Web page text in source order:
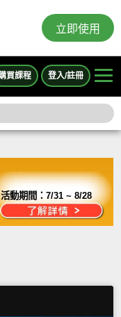
立即使用
買課程 登入/註冊
活動期間：7/31 ~ 8/28